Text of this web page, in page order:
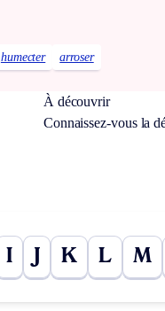
humecter arroser
À découvrir
Connaissez-vous la
I J K L M